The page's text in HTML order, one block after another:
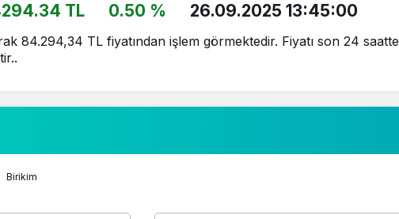
TL 0.50 % 26.09.2025 13:45:00
84.294,34 TL fiyatından işlem görmektedir. Fiyatı son 24 saatte
Birikim